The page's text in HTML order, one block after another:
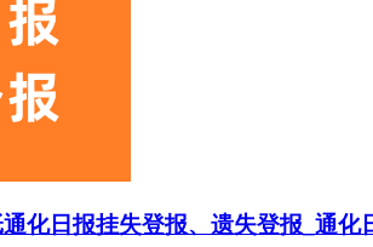
通化日报挂失登报、遗失登报_通化